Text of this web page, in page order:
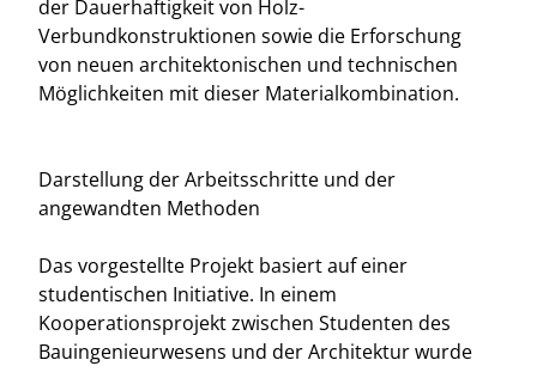
der Dauerhaftigkeit von Holz-
Verbundkonstruktionen sowie die Erforschung
von neuen architektonischen und technischen
Möglichkeiten mit dieser Materialkombination.
Darstellung der Arbeitsschritte und der
angewandten Methoden
Das vorgestellte Projekt basiert auf einer
studentischen Initiative. In einem
Kooperationsprojekt zwischen Studenten des
Bauingenieurwesens und der Architektur wurde